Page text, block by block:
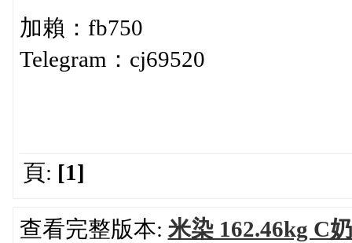
加賴：fb750
Telegram：cj69520
頁: [1]
查看完整版本: 米染 162.46kg C